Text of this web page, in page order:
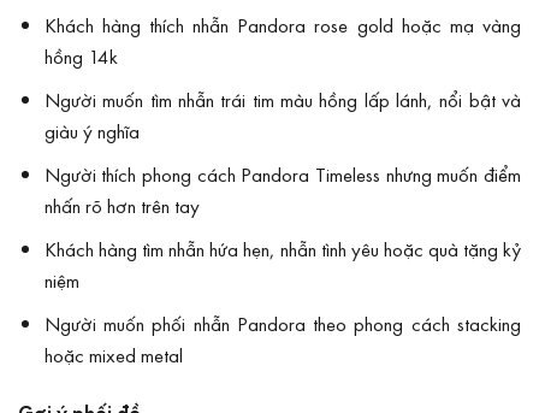
Khách hàng thích nhẫn Pandora rose gold hoặc mạ vàng
hồng 14k
Người muốn tìm nhẫn trái tim màu hồng lấp lánh, nổi bật và
giàu ý nghĩa
Người thích phong cách Pandora Timeless nhưng muốn điểm
nhấn rõ hơn trên tay
Khách hàng tìm nhẫn hứa hẹn, nhẫn tình yêu hoặc quà tặng kỷ
niệm
Người muốn phối nhẫn Pandora theo phong cách stacking
hoặc mixed metal